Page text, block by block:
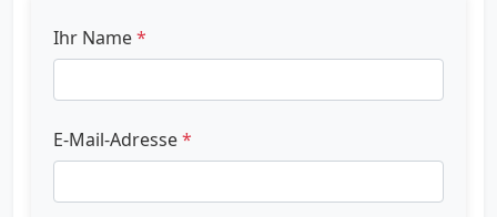
Ihr Name*
E-Mail-Adresse*